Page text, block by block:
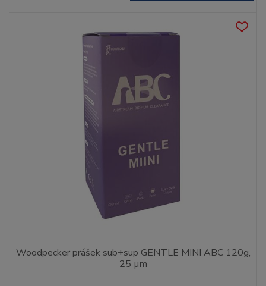
Woodpecker prášek sub+sup GENTLE MINI ABC 120g,
25 µm